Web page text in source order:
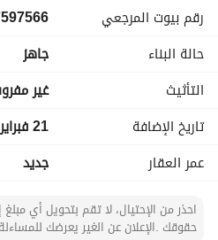
رقم بيوت المرجعي
حالة البناء
جاهز
التأثيث
غير
تاريخ الإضافة
21 فبراير 2025
عمر العقار
جديد
احذر من الإحتيال، لا تقم بتحويل أي
حقوقك .الإعلان عن الغير يعرضك